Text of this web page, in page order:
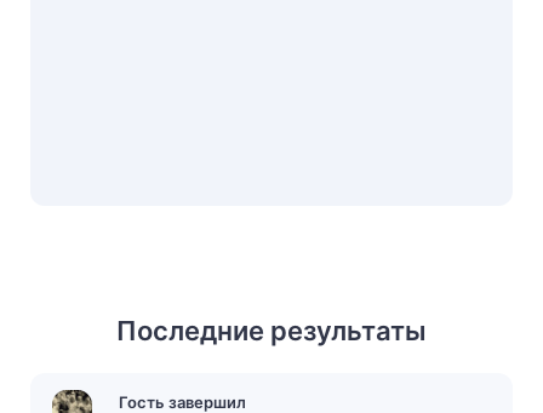
Последние результаты
Гость завершил